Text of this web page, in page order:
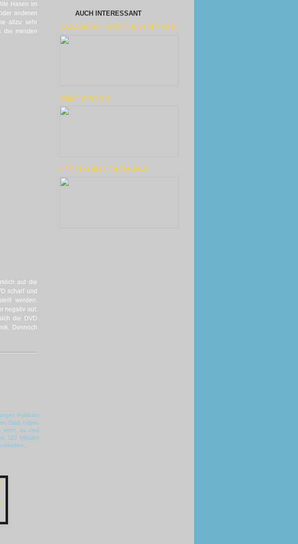
Hasen im
anderen
allzu sehr
die meisten
auf die
scharf und
werden.
negativ auf,
die DVD
Dennoch
Publikum
Spaß haben,
setzt, so sind
100 Minuten
AUCH INTERESSANT
ANACONDAS - DER FLUCH DES SCHL...
DEEP STAR SIX
LEE CRONIN´S THE MUMMY